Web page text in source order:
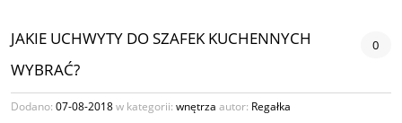
JAKIE UCHWYTY DO SZAFEK KUCHENNYCH
WYBRAĆ?
0
Dodano: 07-08-2018w kategorii: wnętrza autor: Regałka